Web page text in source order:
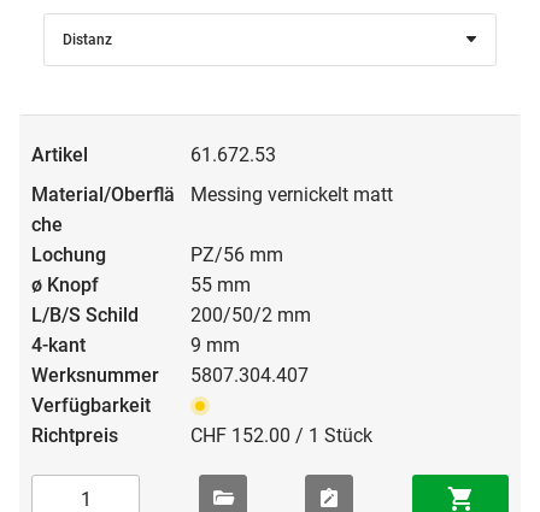
Distanz
61.672.53
Messing vernickelt matt
PZ/56 mm
55 mm
200/50/2 mm
9 mm
5807.304.407
CHF 152.00 / 1 Stück